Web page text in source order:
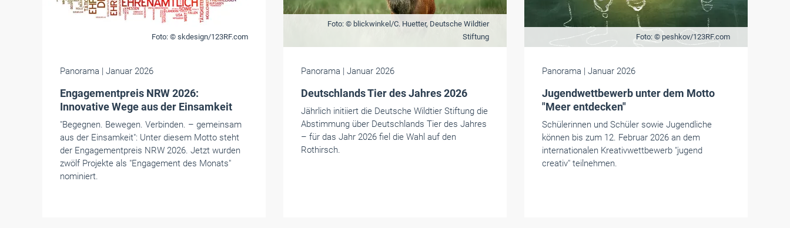
Foto: © skdesign/123RF.com
Panorama | Januar 2026
Engagementpreis NRW 2026:
Innovative Wege aus der Einsamkeit
"Begegnen. Bewegen. Verbinden. – gemeinsam
aus der Einsamkeit": Unter diesem Motto steht
der Engagementpreis NRW 2026. Jetzt wurden
zwölf Projekte als "Engagement des Monats"
nominiert.
Foto: © blickwinkel/C. Huetter, Deutsche Wildtier
Stiftung
Panorama | Januar 2026
Deutschlands Tier des Jahres 2026
Jährlich initiiert die Deutsche Wildtier Stiftung die
Abstimmung über Deutschlands Tier des Jahres
– für das Jahr 2026 fiel die Wahl auf den
Rothirsch.
Foto: © peshkov/123RF.com
Panorama | Januar 2026
Jugendwettbewerb unter dem Motto
"Meer entdecken"
Schülerinnen und Schüler sowie Jugendliche
können bis zum 12. Februar 2026 an dem
internationalen Kreativwettbewerb "jugend
creativ" teilnehmen.